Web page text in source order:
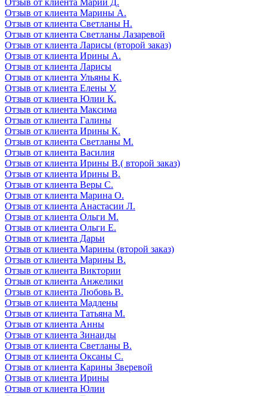
Отзыв от клиента Марии Д.
Отзыв от клиента Марины А.
Отзыв от клиента Светланы Н.
Отзыв от клиента Светланы Лазаревой
Отзыв от клиента Ларисы (второй заказ)
Отзыв от клиента Ирины А.
Отзыв от клиента Ларисы
Отзыв от клиента Ульяны К.
Отзыв от клиента Елены У.
Отзыв от клиента Юлии К.
Отзыв от клиента Максима
Отзыв от клиента Галины
Отзыв от клиента Ирины К.
Отзыв от клиента Светланы М.
Отзыв от клиента Василия
Отзыв от клиента Ирины В.( второй заказ)
Отзыв от клиента Ирины В.
Отзыв от клиента Веры С.
Отзыв от клиента Марина О.
Отзыв от клиента Анастасии Л.
Отзыв от клиента Ольги М.
Отзыв от клиента Ольги Е.
Отзыв от клиента Дарьи
Отзыв от клиента Марины (второй заказ)
Отзыв от клиента Марины В.
Отзыв от клиента Виктории
Отзыв от клиента Анжелики
Отзыв от клиента Любовь В.
Отзыв от клиента Мадлены
Отзыв от клиента Татьяна М.
Отзыв от клиента Анны
Отзыв от клиента Зинаиды
Отзыв от клиента Светланы В.
Отзыв от клиента Оксаны С.
Отзыв от клиента Карины Зверевой
Отзыв от клиента Ирины
Отзыв от клиента Юлии